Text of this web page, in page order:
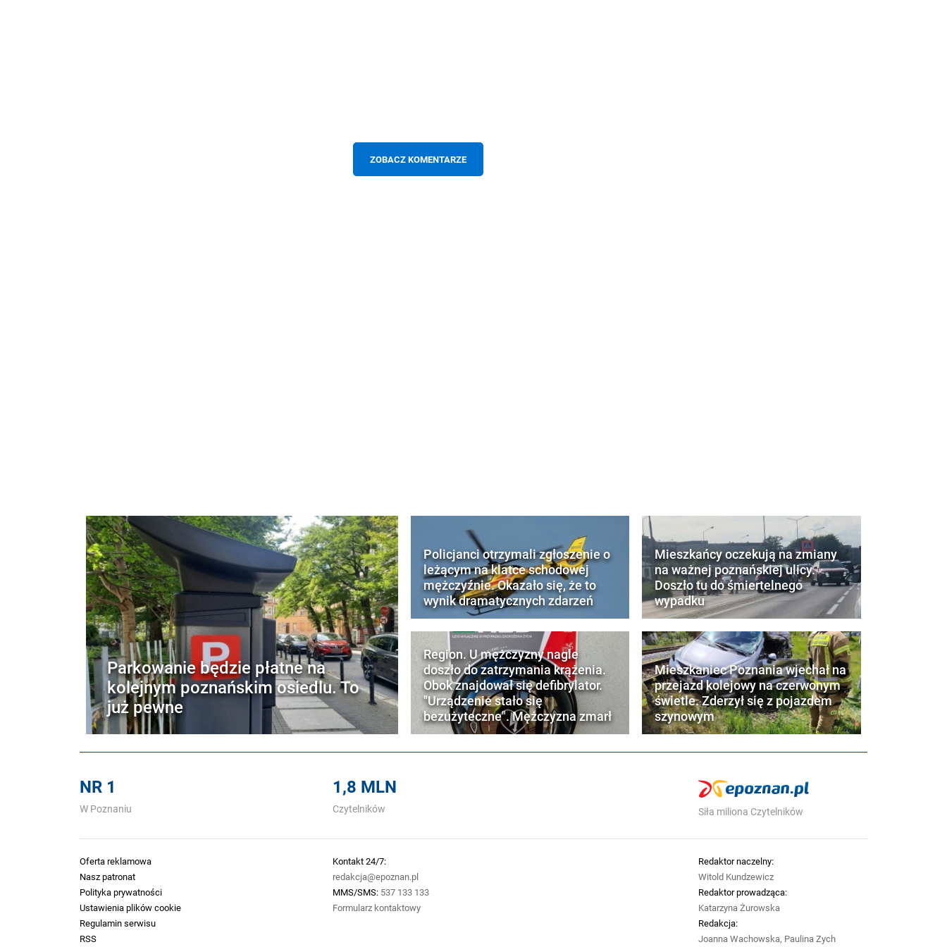
ZOBACZ KOMENTARZE
Parkowanie będzie płatne na
kolejnym poznańskim osiedlu. To
już pewne
Policjanci otrzymali zgłoszenie o
leżącym na klatce schodowej
mężczyźnie. Okazało się, że to
wynik dramatycznych zdarzeń
Region. U mężczyzny nagle
doszło do zatrzymania krążenia.
Obok znajdował się defibrylator.
"Urządzenie stało się
bezużyteczne". Mężczyzna zmarł
Mieszkańcy oczekują na zmiany
na ważnej poznańskiej ulicy.
Doszło tu do śmiertelnego
wypadku
Mieszkaniec Poznania wjechał na
przejazd kolejowy na czerwonym
świetle. Zderzył się z pojazdem
szynowym
NR 1
W Poznaniu
1,8 MLN
Czytelników Siła miliona Czytelników
Oferta reklamowa
Nasz patronat
Polityka prywatności
Ustawienia plików cookie
Regulamin serwisu
RSS
Kontakt 24/7:
redakcja@epoznan.pl
MMS/SMS: 537 133 133
Formularz kontaktowy
Redaktor naczelny:
Witold Kundzewicz
Redaktor prowadząca:
Katarzyna Żurowska
Redakcja:
Joanna Wachowska, Paulina Zych